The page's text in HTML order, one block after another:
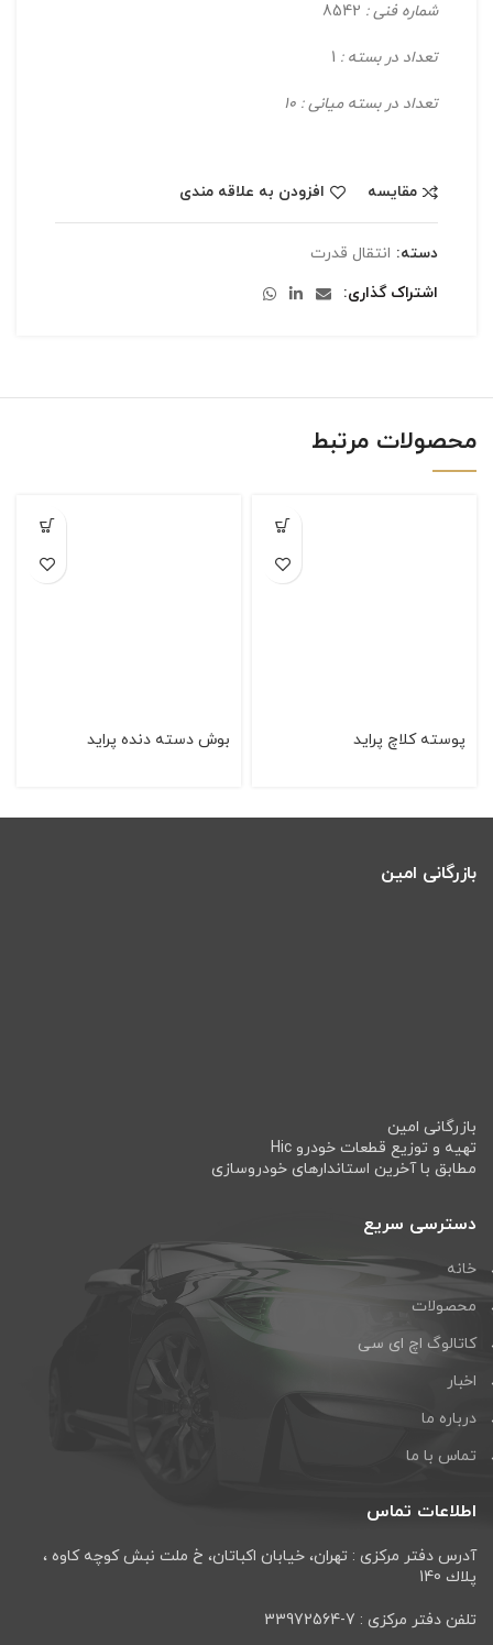
شماره فنی :
تعداد در بسته :
تعداد در بسته میانی : 10
مقایسه افزودن به علاقه مندی
دسته: انتقال قدرت
اشتراک گذاری
محصولات مرتبط
پوسته كلاچ پراید بوش دسته دنده پراید
بازرگانی امین
بازرگانی امین
تهیه و توزیع قطعات خودرو Hic
مطابق با آخرین استاندارهای خودروسازی
دسترسی سریع
خانه
محصولات
کاتالوگ اچ ای سی
اخبار
درباره ما
تماس با ما
اطلاعات تماس
آدرس دفتر مرکزی : تهران، خيابان اكباتان، خ ملت نبش كوچه كاوه ،
پلاك 140
تلفن دفتر مرکزی : 7-33972564